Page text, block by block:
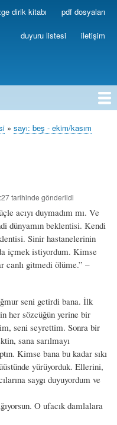
dirik kitabı pdf dosyaları
duyuru listesi iletişim
sayı: beş - ekim/kasım
tarihinde gönderildi
acıyı duymadım mı. Ve
dünyamın beklentisi. Kendi
Sinir hastanelerinin
içmek istiyordum. Kimse
canlı gitmedi ölüme.” –
seni getirdi bana. İlk
her sözcüğün yerine bir
seni seyrettim. Sonra bir
sana sarılmayı
Kimse bana bu kadar sıkı
yürüyorduk. Ellerini,
saygı duyuyordum ve
O ufacık damlalara